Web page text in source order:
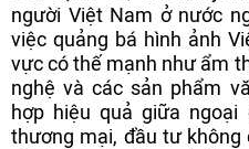
người Việt Nam ở nước
việc quảng bá hình ảnh
vực có thế mạnh như ẩm
nghệ và các sản phẩm
hợp hiệu quả giữa
thương mại, đầu tư